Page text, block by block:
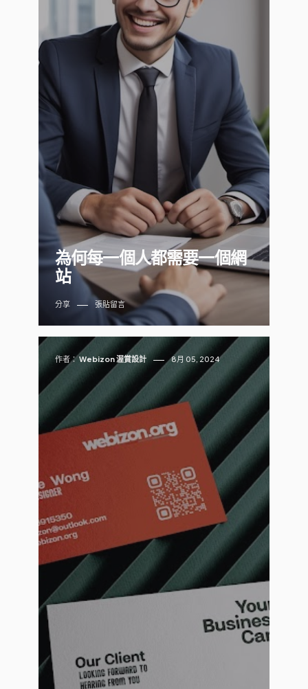
為何每一個人都需要一個網
站
分享 張貼留言
作者： Webizon 渥賞設計 8月 05, 2024